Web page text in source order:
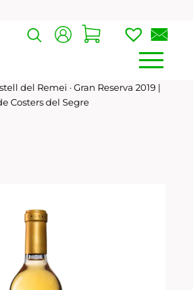
del Remei · Gran Reserva 2019 |
Costers del Segre